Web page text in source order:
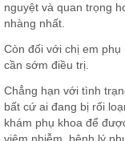
nguyệt và quan trọng
nhàng nhất.
Còn đối với chị em
cần sớm điều trị.
Chẳng hạn với tình
bất cứ ai đang bị rối
khám phụ khoa để